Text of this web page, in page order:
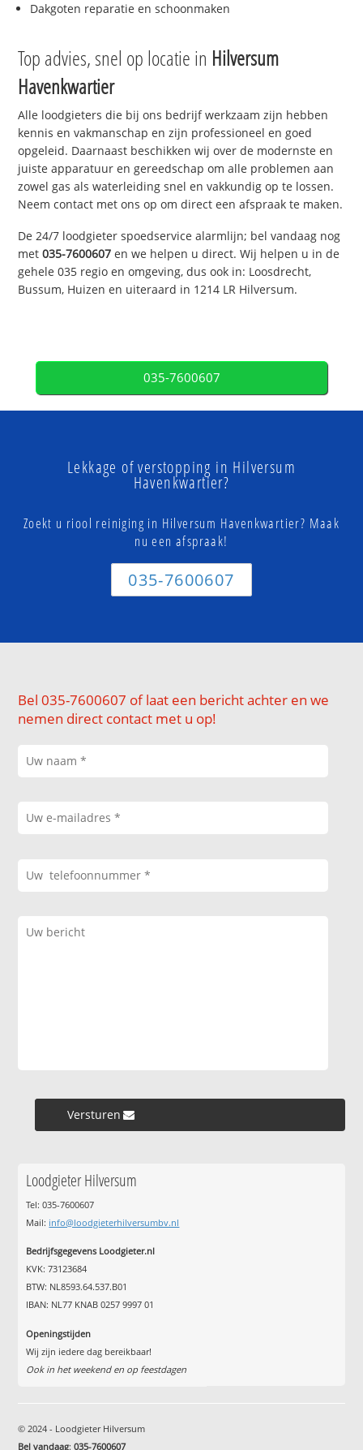
Dakgoten reparatie en schoonmaken
Top advies, snel op locatie in Hilversum
Havenkwartier
Alle loodgieters die bij ons bedrijf werkzaam zijn hebben
kennis en vakmanschap en zijn professioneel en goed
opgeleid. Daarnaast beschikken wij over de modernste en
juiste apparatuur en gereedschap om alle problemen aan
zowel gas als waterleiding snel en vakkundig op te lossen.
Neem contact met ons op om direct een afspraak te maken.
De 24/7 loodgieter spoedservice alarmlijn; bel vandaag nog
met035-7600607 en we helpen u direct. Wij helpen u in de
gehele 035 regio en omgeving, dus ook in: Loosdrecht,
Bussum, Huizen en uiteraard in 1214 LR Hilversum.
035-7600607
Lekkage of verstopping in Hilversum
Havenkwartier?
Zoekt u riool reiniging in Hilversum Havenkwartier? Maak
nu een afspraak!
035-7600607
Bel 035-7600607 of laat een bericht achter en we
nemen direct contact met u op!
Versturen »
Loodgieter Hilversum
Tel: 035-7600607
Mail: info@loodgieterhilversumbv.nl
Bedrijfsgegevens Loodgieter.nl
KVK: 73123684
BTW: NL8593.64.537.B01
IBAN: NL77 KNAB 0257 9997 01
Openingstijden
Wij zijn iedere dag bereikbaar!
Ook in het weekend en op feestdagen
© 2024 - Loodgieter Hilversum
Bel vandaag:035-7600607